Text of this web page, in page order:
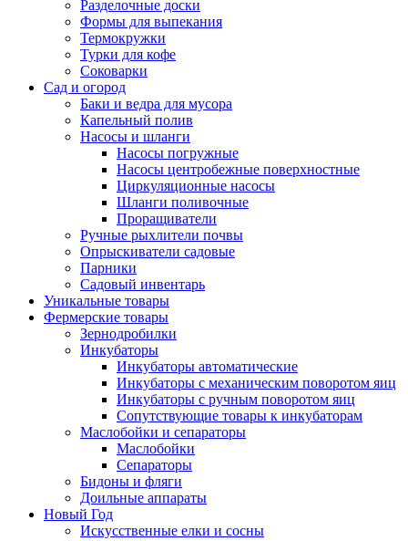
Разделочные доски
Формы для выпекания
Термокружки
Турки для кофе
Соковарки
Сад и огород
Баки и ведра для мусора
Капельный полив
Насосы и шланги
Насосы погружные
Насосы центробежные поверхностные
Циркуляционные насосы
Шланги поливочные
Проращиватели
Ручные рыхлители почвы
Опрыскиватели садовые
Парники
Садовый инвентарь
Уникальные товары
Фермерские товары
Зернодробилки
Инкубаторы
Инкубаторы автоматические
Инкубаторы с механическим поворотом яиц
Инкубаторы с ручным поворотом яиц
Сопутствующие товары к инкубаторам
Маслобойки и сепараторы
Маслобойки
Сепараторы
Бидоны и фляги
Доильные аппараты
Новый Год
Искусственные елки и сосны